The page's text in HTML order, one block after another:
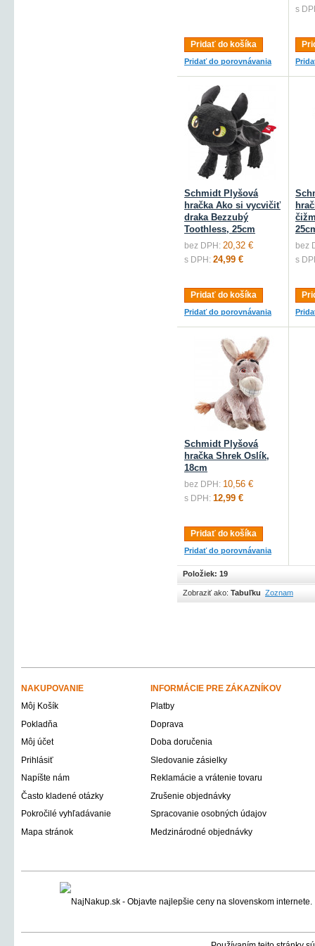
Pridať do košíka
Pridať do porovnávania
s
Schmidt Plyšová
hračka Ako si vycvičiť
draka Bezzubý
Toothless, 25cm
bez DPH: 20,32 €
s DPH: 24,99 €
Pridať do košíka
Pridať do porovnávania
bez
s
Schmidt Plyšová
hračka Shrek Oslík,
18cm
bez DPH: 10,56 €
s DPH: 12,99 €
Pridať do košíka
Pridať do porovnávania
Položiek: 19
Zobraziť ako: Tabuľku Zoznam
NAKUPOVANIE
INFORMÁCIE PRE ZÁKAZNÍKOV
Môj Košík
Platby
Pokladňa
Doprava
Môj účet
Doba doručenia
Prihlásiť
Sledovanie zásielky
Napíšte nám
Reklamácie a vrátenie tovaru
Často kladené otázky
Zrušenie objednávky
Pokročilé vyhľadávanie
Spracovanie osobných údajov
Mapa stránok
Medzinárodné objednávky